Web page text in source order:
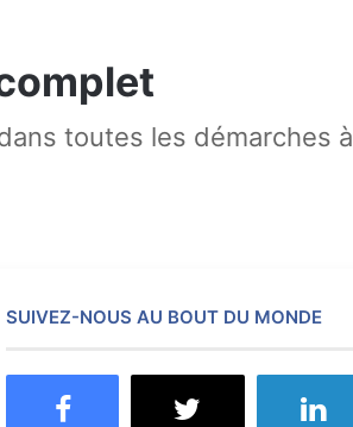
toutes les démarches à
SUIVEZ-NOUS AU BOUT DU MONDE